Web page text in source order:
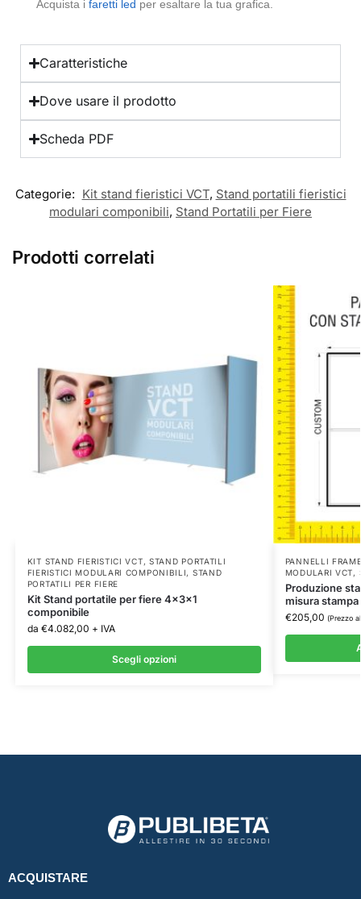
Acquista i faretti led per esaltare la tua grafica.
Caratteristiche
Dove usare il prodotto
Scheda PDF
Categorie: Kit stand fieristici VCT, Stand portatili fieristici
modulari componibili, Stand Portatili per Fiere
Prodotti correlati
KIT STAND FIERISTICI VCT, STAND PORTATILI
FIERISTICI MODULARI COMPONIBILI, STAND
PORTATILI PER FIERE
Kit Stand portatile per fiere 4x3x1
componibile
da €4.082,00 + IVA
Scegli opzioni
PANNELLI
MODULARI VCT,
Produzione
misura
€205,00 (Prezzo
ACQUISTARE